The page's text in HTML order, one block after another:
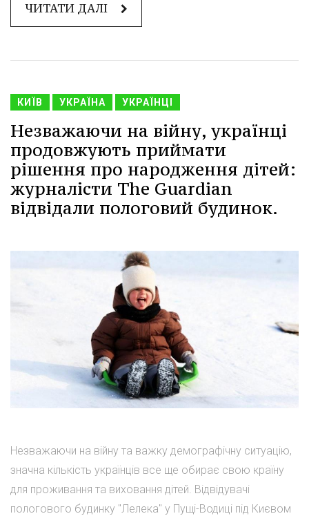
ЧИТАТИ ДАЛІ
КИЇВ УКРАЇНА УКРАЇНЦІ
Незважаючи на війну, українці
продовжують приймати
рішення про народження дітей:
журналісти The Guardian
відвідали пологовий будинок.
Незважаючи на війну та важку демографічну ситуацію,
значна кількість українців все ще обирає свою країну
для проживання та виховання дітей. Відвідувачі
пологового будинку "Лелека" у Пущі-Водиці під Києвом